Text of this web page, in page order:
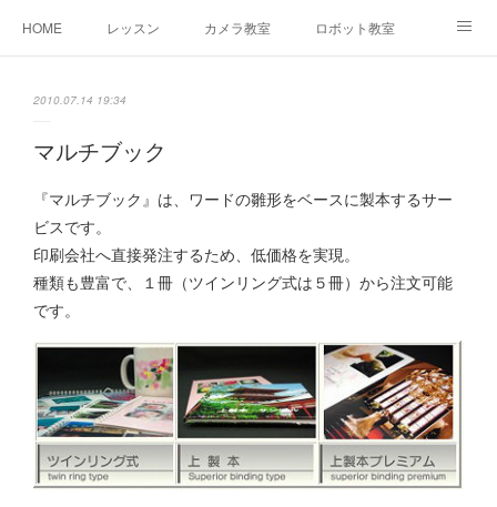
HOME レッスン カメラ教室 ロボット教室
2010.07.14 19:34
マルチブック
『マルチブック』は、ワードの雛形をベースに製本するサー
ビスです。
印刷会社へ直接発注するため、低価格を実現。
種類も豊富で、１冊（ツインリング式は５冊）から注文可能
です。